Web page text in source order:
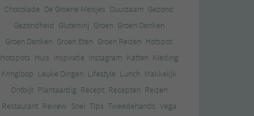
Chocolade De Groene Meisjes Duurzaam Gezond
Gezondheid Glutenvrij Groen Groen Denken
Groen Denken Groen Eten Groen Reizen Hotspot
Hotspots Huis Inspiratie Instagram Katten Kleding
Kringloop Leuke Dingen Lifestyle Lunch Makkelijk
Ontbijt Plantaardig Recept Recepten Reizen
Restaurant Review Snel Tips Tweedehands Vega